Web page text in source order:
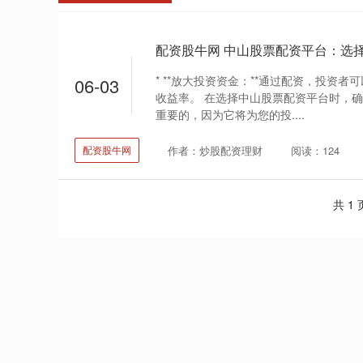
06-03
* **放大投资资金：**通过配资，投资者
收益率。 在选择中山股票配资平台时，
重要的，因为它将为您的投....
配资股牛网 作者：炒股配资理财 阅读：124
共 1